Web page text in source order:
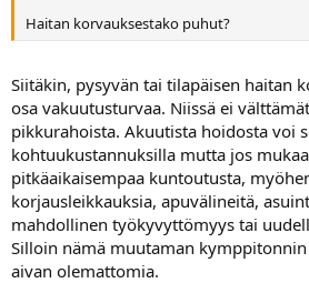
Haitan korvauksestako puhut?
Siitäkin, pysyvän tai tilapäisen haitan
osa vakuutusturvaa. Niissä ei
pikkurahoista. Akuutista hoidosta voi
kohtuukustannuksilla mutta jos
pitkäaikaisempaa kuntoutusta,
korjausleikkauksia, apuvälineitä,
mahdollinen työkyvyttömyys tai
Silloin nämä muutaman
aivan olemattomia.